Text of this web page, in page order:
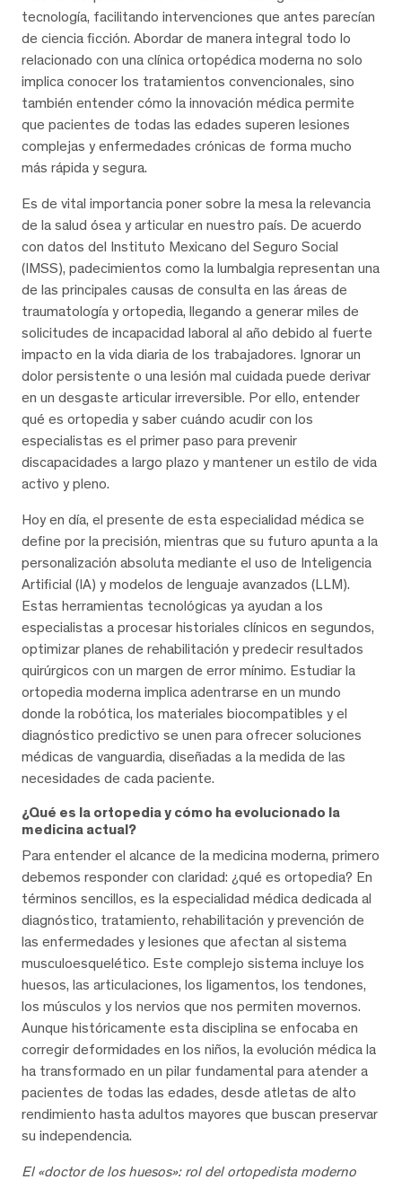
tecnología, facilitando intervenciones que antes parecían
de ciencia ficción. Abordar de manera integral todo lo
relacionado con una clínica ortopédica moderna no solo
implica conocer los tratamientos convencionales, sino
también entender cómo la innovación médica permite
que pacientes de todas las edades superen lesiones
complejas y enfermedades crónicas de forma mucho
más rápida y segura.
Es de vital importancia poner sobre la mesa la relevancia
de la salud ósea y articular en nuestro país. De acuerdo
con datos del Instituto Mexicano del Seguro Social
(IMSS), padecimientos como la lumbalgia representan una
de las principales causas de consulta en las áreas de
traumatología y ortopedia, llegando a generar miles de
solicitudes de incapacidad laboral al año debido al fuerte
impacto en la vida diaria de los trabajadores. Ignorar un
dolor persistente o una lesión mal cuidada puede derivar
en un desgaste articular irreversible. Por ello, entender
qué es ortopedia y saber cuándo acudir con los
especialistas es el primer paso para prevenir
discapacidades a largo plazo y mantener un estilo de vida
activo y pleno.
Hoy en día, el presente de esta especialidad médica se
define por la precisión, mientras que su futuro apunta a la
personalización absoluta mediante el uso de Inteligencia
Artificial (IA) y modelos de lenguaje avanzados (LLM).
Estas herramientas tecnológicas ya ayudan a los
especialistas a procesar historiales clínicos en segundos,
optimizar planes de rehabilitación y predecir resultados
quirúrgicos con un margen de error mínimo. Estudiar la
ortopedia moderna implica adentrarse en un mundo
donde la robótica, los materiales biocompatibles y el
diagnóstico predictivo se unen para ofrecer soluciones
médicas de vanguardia, diseñadas a la medida de las
necesidades de cada paciente.
¿Qué es la ortopedia y cómo ha evolucionado la
medicina actual?
Para entender el alcance de la medicina moderna, primero
debemos responder con claridad: ¿qué es ortopedia? En
términos sencillos, es la especialidad médica dedicada al
diagnóstico, tratamiento, rehabilitación y prevención de
las enfermedades y lesiones que afectan al sistema
musculoesquelético. Este complejo sistema incluye los
huesos, las articulaciones, los ligamentos, los tendones,
los músculos y los nervios que nos permiten movernos.
Aunque históricamente esta disciplina se enfocaba en
corregir deformidades en los niños, la evolución médica la
ha transformado en un pilar fundamental para atender a
pacientes de todas las edades, desde atletas de alto
rendimiento hasta adultos mayores que buscan preservar
su independencia.
El «doctor de los huesos»: rol del ortopedista moderno